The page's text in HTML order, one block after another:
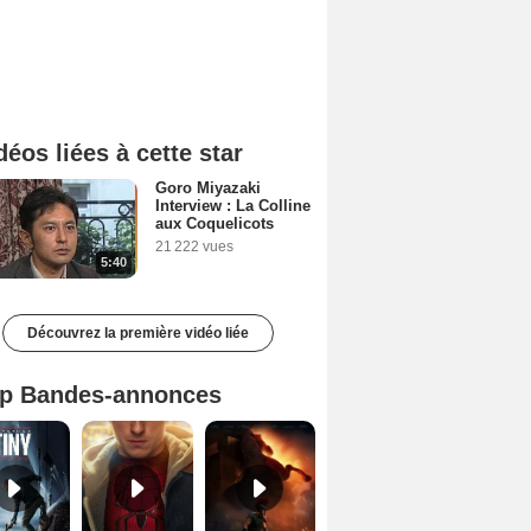
liées à cette star
5:40
Goro Miyazaki
Interview : La Colline
aux Coquelicots
21 222 vues
Découvrez la première vidéo liée
Bandes-annonces
Mutiny Bande-annonce VO STFR Spider-Man: Brand New Day Bande-annonce VO STFR